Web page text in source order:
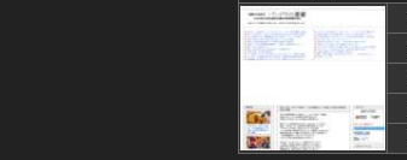
08/09 18:31
08/09 18:30
08/09 18:18
08/09 18:00
08/09 18:00